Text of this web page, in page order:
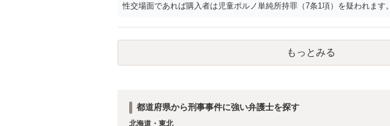
性交場面であれば購入者は児童ポルノ単純所持罪（7条1項）を疑われます。
もっとみる
都道府県から刑事事件に強い弁護士を探す
北海道・東北